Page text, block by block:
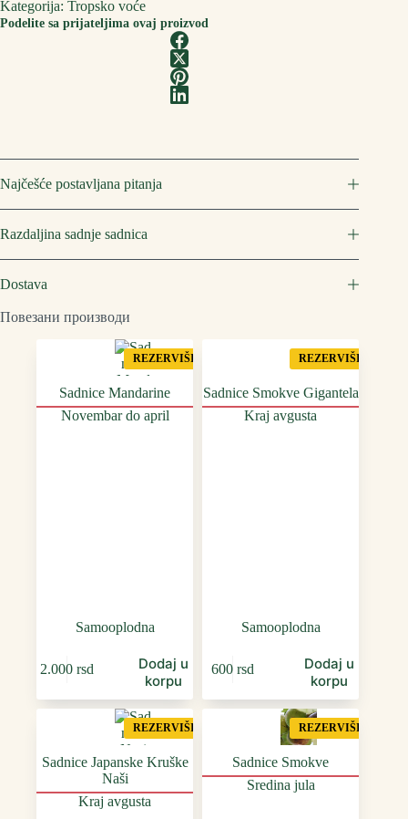
Kategorija: Tropsko voće
Podelite sa prijateljima ovaj proizvod
Najčešće postavljana pitanja
Razdaljina sadnje sadnica
Dostava
Повезани производи
REZERVIŠI
Sadnice Mandarine
Novembar do april
Samooplodna
2.000 rsd
Dodaj u
korpu
REZERVIŠI
Sadnice Smokve Gigantela
Kraj avgusta
Samooplodna
600 rsd
Dodaj u
korpu
REZERVIŠI
Sadnice Japanske Kruške
Naši
Kraj avgusta
REZERVIŠI
Sadnice Smokve
Sredina jula